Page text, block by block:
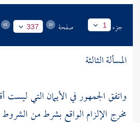
جزء 1 صفحة 337
المسألة الثالثة
واتفق الجمهور في الأيمان التي ليست
مخرج الإلزام الواقع بشرط من